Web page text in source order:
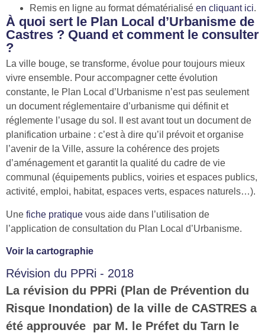
Remis en ligne au format dématérialisé en cliquant ici.
À quoi sert le Plan Local d’Urbanisme de
Castres ? Quand et comment le consulter
?
La ville bouge, se transforme, évolue pour toujours mieux
vivre ensemble. Pour accompagner cette évolution
constante, le Plan Local d’Urbanisme n’est pas seulement
un document réglementaire d’urbanisme qui définit et
réglemente l’usage du sol. Il est avant tout un document de
planification urbaine : c’est à dire qu’il prévoit et organise
l’avenir de la Ville, assure la cohérence des projets
d’aménagement et garantit la qualité du cadre de vie
communal (équipements publics, voiries et espaces publics,
activité, emploi, habitat, espaces verts, espaces naturels…).
Une fiche pratique vous aide dans l’utilisation de
l’application de consultation du Plan Local d’Urbanisme.
Voir la cartographie
Révision du PPRi - 2018
La révision du PPRi (Plan de Prévention du
Risque Inondation) de la ville de CASTRES a
été approuvée par M. le Préfet du Tarn le